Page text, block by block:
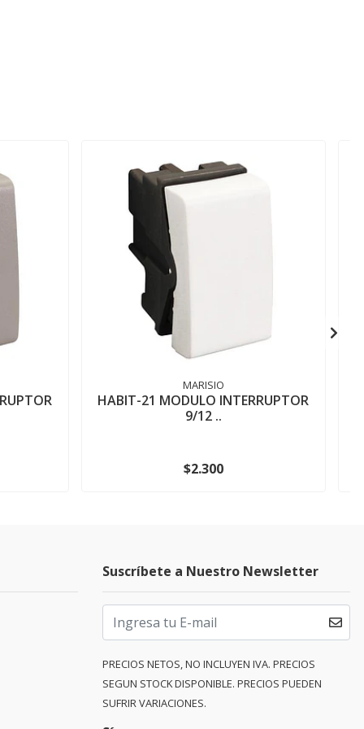
MARISIO
HABIT-21 MODULO INTERRUPTOR
9/12 ..
$2.300
Suscríbete a Nuestro Newsletter
PRECIOS NETOS, NO INCLUYEN IVA. PRECIOS
SEGUN STOCK DISPONIBLE. PRECIOS PUEDEN
SUFRIR VARIACIONES.